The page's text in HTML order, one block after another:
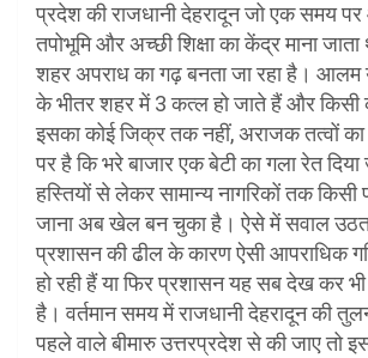
प्रदेश की राजधानी देहरादून जो एक समय पर
तपोभूमि और अच्छी शिक्षा का केंद्र माना
शहर अपराध का गढ़ बनता जा रहा है।
के भीतर शहर में 3 कत्ल हो जाते हैं और किसी
इसका कोई जिक्र तक नहीं, अराजक तत्वों
पर है कि भरे बाजार एक बेटी का गला रेत दिया
हस्तियों से लेकर सामान्य नागरिकों तक किसी
जाना अब खेल बन चुका है। ऐसे में सवाल
प्रशासन की ढील के कारण ऐसी आपराधिक
हो रही हैं या फिर प्रशासन यह सब देख कर भी
है। वर्तमान समय में राजधानी देहरादून की
पहले वाले बीमारु उत्तरप्रदेश से की जाए तो